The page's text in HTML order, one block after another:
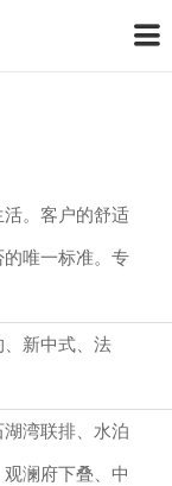
。客户的舒适
唯一标准。专
新中式、法
湾联排、水泊
澜府下叠、中